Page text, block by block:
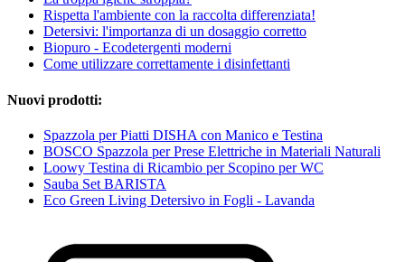
Rispetta l'ambiente con la raccolta differenziata!
Detersivi: l'importanza di un dosaggio corretto
Biopuro - Ecodetergenti moderni
Come utilizzare correttamente i disinfettanti
Nuovi prodotti:
Spazzola per Piatti DISHA con Manico e Testina
BOSCO Spazzola per Prese Elettriche in Materiali Naturali
Loowy Testina di Ricambio per Scopino per WC
Sauba Set BARISTA
Eco Green Living Detersivo in Fogli - Lavanda